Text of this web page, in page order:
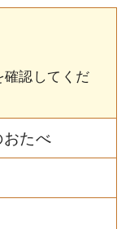
認してくだ
たべ